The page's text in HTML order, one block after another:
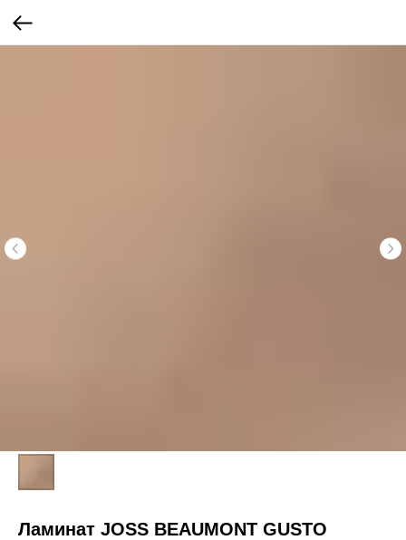
Ламинат JOSS BEAUMONT GUSTO